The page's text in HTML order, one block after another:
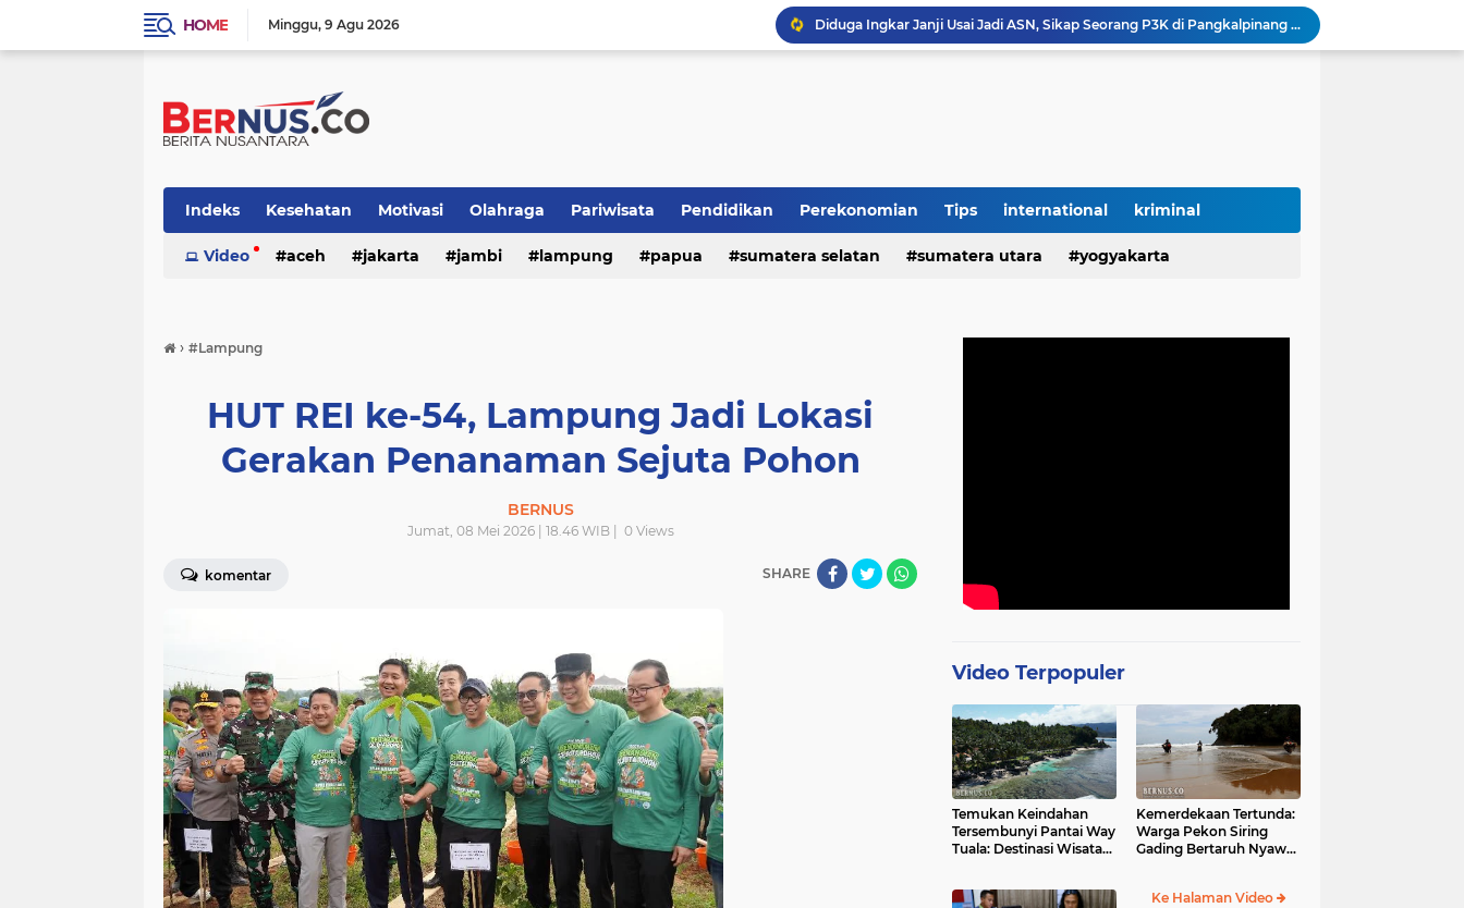
HOME Minggu 9 Agu 2026
Diduga Ingkar Janji Usai Jadi ASN, Sikap Seorang P3K di Pangkalpinang Picu Kekecewaan Mendalam
Lampung Dapat Jatah 10 Ribu Rumah, Pemerintah Perkuat Program Hunian Rakyat
Hartati Asal Desa Puput Diduga Ingkar Janji Setelah Jadi ASN P3K, Kebaikan Dibalas Kekecewaan
Indeks Kesehatan Motivasi Olahraga Pariwisata Pendidikan Perekonomian Tips international kriminal
nasional otomotif pemerintahan politik
Video aceh jakarta jambi lampung papua sumatera selatan sumatera utara yogyakarta
› #Lampung
HUT REI ke-54, Lampung Jadi Lokasi
Gerakan Penanaman Sejuta Pohon
BERNUS
Jumat, 08 Mei 2026 | 18.46 WIB | 0Views
komentar SHARE
Video Terpopuler
Temukan Keindahan
Tersembunyi Pantai Way
Tuala: Destinasi Wisata
Kemerdekaan Tertunda:
Warga Pekon Siring
Gading Bertaruh Nyawa
Ke Halaman Video